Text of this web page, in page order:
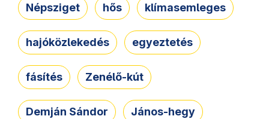
Népsziget hős klímasemleges
hajóközlekedés egyeztetés
fásítés Zenélő-kút
Demján Sándor János-hegy